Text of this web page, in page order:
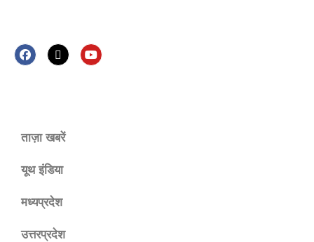
ताज़ा खबरें
यूथ इंडिया
मध्यप्रदेश
उत्तरप्रदेश